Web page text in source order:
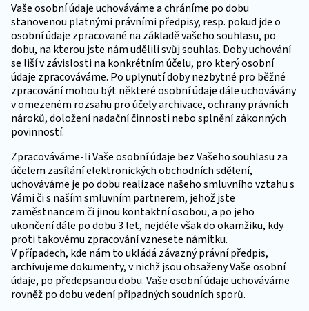
Vaše osobní údaje uchováváme a chráníme po dobu
stanovenou platnými právními předpisy, resp. pokud jde o
osobní údaje zpracované na základě vašeho souhlasu, po
dobu, na kterou jste nám udělili svůj souhlas. Doby uchování
se liší v závislosti na konkrétním účelu, pro který osobní
údaje zpracováváme. Po uplynutí doby nezbytné pro běžné
zpracování mohou být některé osobní údaje dále uchovávány
v omezeném rozsahu pro účely archivace, ochrany právních
nároků, doložení nadační činnosti nebo splnění zákonných
povinností.
Zpracováváme-li Vaše osobní údaje bez Vašeho souhlasu za
účelem zasílání elektronických obchodních sdělení,
uchováváme je po dobu realizace našeho smluvního vztahu s
Vámi či s naším smluvním partnerem, jehož jste
zaměstnancem či jinou kontaktní osobou, a po jeho
ukončení dále po dobu 3 let, nejdéle však do okamžiku, kdy
proti takovému zpracování vznesete námitku.
V případech, kde nám to ukládá závazný právní předpis,
archivujeme dokumenty, v nichž jsou obsaženy Vaše osobní
údaje, po předepsanou dobu. Vaše osobní údaje uchováváme
rovněž po dobu vedení případných soudních sporů.